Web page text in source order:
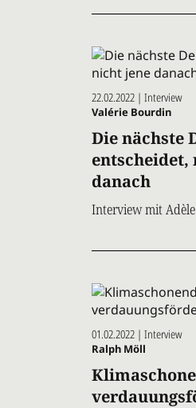
22.02.2022 | Interview
Valérie Bourdin
Die nächste
entscheidet,
danach
Interview mit
01.02.2022 | Interview
Ralph Möll